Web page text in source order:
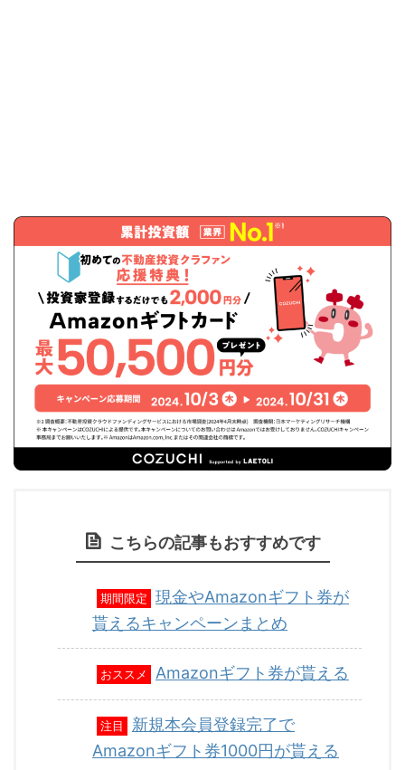
こちらの記事もおすすめです
期間限定
現金やAmazonギフト券が
貰えるキャンペーンまとめ
おススメ Amazonギフト券が貰える
注目
新規本会員登録完了で
Amazonギフト券1000円が貰える